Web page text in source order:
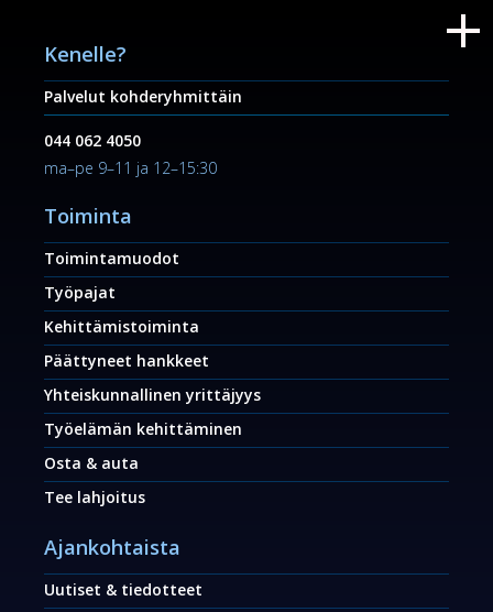
Kenelle?
Palvelut kohderyhmittäin
044 062 4050
ma–pe 9–11 ja 12–15:30
Toiminta
Toimintamuodot
Työpajat
Kehittämistoiminta
Päättyneet hankkeet
Yhteiskunnallinen yrittäjyys
Työelämän kehittäminen
Osta & auta
Tee lahjoitus
Ajankohtaista
Uutiset & tiedotteet